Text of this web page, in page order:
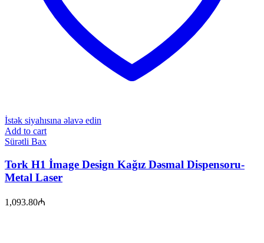
İstək siyahısına əlavə edin
Add to cart
Sürətli Bax
Tork H1 İmage Design Kağız Dəsmal Dispensoru-
Metal Laser
1,093.80₼